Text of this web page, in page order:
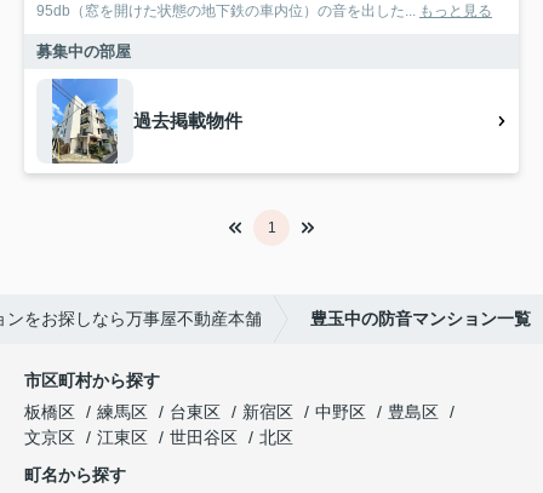
95db（窓を開けた状態の地下鉄の車内位）の音を出した... もっと見る
募集中の部屋
過去掲載物件
1
をお探しなら万事屋不動産本舗 豊玉中の防音マンション一覧
市区町村から探す
板橋区
練馬区 台東区 新宿区 中野区
豊島区
文京区
江東区 世田谷区
北区
町名から探す